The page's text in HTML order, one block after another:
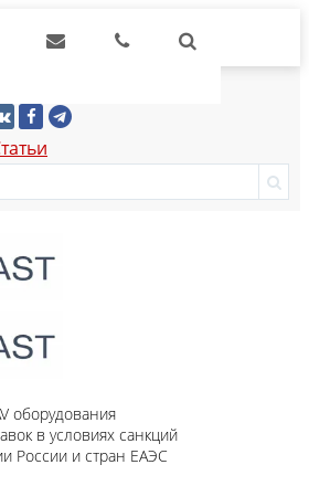
оборудования
в условиях санкций
России и стран ЕАЭС